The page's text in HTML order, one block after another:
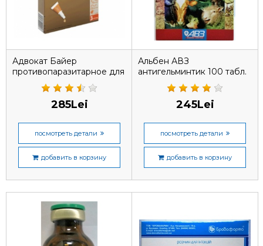
Адвокат Байер
противопаразитарное для
кошек до 4 кг, 1 пипетка
285Lei
посмотреть детали
добавить в корзину
Альбен АВЗ
антигельминтик 100 табл.
245Lei
посмотреть детали
добавить в корзину